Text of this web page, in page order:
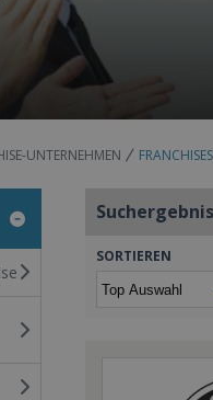
UNTERNEHMEN
SORTIEREN